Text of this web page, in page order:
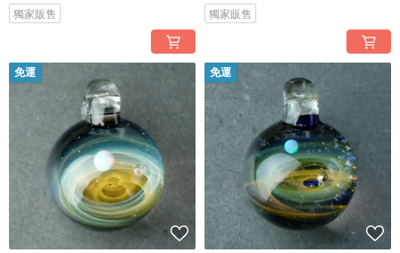
獨家販售 獨家販售
免運 免運